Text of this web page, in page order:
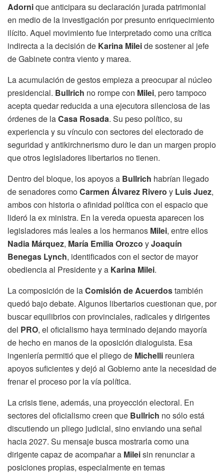
Adornique anticipara su declaración jurada patrimonial
en medio de la investigación por presunto enriquecimiento
ilícito. Aquel movimiento fue interpretado como una crítica
indirecta a la decisión de Karina Mileide sostener al jefe
de Gabinete contra viento y marea.
La acumulación de gestos empieza a preocupar al núcleo
presidencial. Bullrich no rompe con Milei, pero tampoco
acepta quedar reducida a una ejecutora silenciosa de las
órdenes de laCasa Rosada. Su peso político, su
experiencia y su vínculo con sectores del electorado de
seguridad y antikirchnerismo duro le dan un margen propio
que otros legisladores libertarios no tienen.
Dentro del bloque, los apoyos a Bullrich habrían llegado
de senadores comoCarmen Álvarez Rivero y Luis Juez,
ambos con historia o afinidad política con el espacio que
lideró la ex ministra. En la vereda opuesta aparecen los
legisladores más leales a los hermanos Milei, entre ellos
Nadia Márquez, María Emilia Orozco yJoaquín
Benegas Lynch, identificados con el sector de mayor
obediencia al Presidente y a Karina Milei.
La composición de laComisión de Acuerdostambién
quedó bajo debate. Algunos libertarios cuestionan que, por
buscar equilibrios con provinciales, radicales y dirigentes
del PRO, el oficialismo haya terminado dejando mayoría
de hecho en manos de la oposición dialoguista. Esa
ingeniería permitió que el pliego de Michelli reuniera
apoyos suficientes y dejó al Gobierno ante la necesidad de
frenar el proceso por la vía política.
La crisis tiene, además, una proyección electoral. En
sectores del oficialismo creen que Bullrich no sólo está
discutiendo un pliego judicial, sino enviando una señal
hacia 2027. Su mensaje busca mostrarla como una
dirigente capaz de acompañar a Mileisin renunciar a
posiciones propias, especialmente en temas